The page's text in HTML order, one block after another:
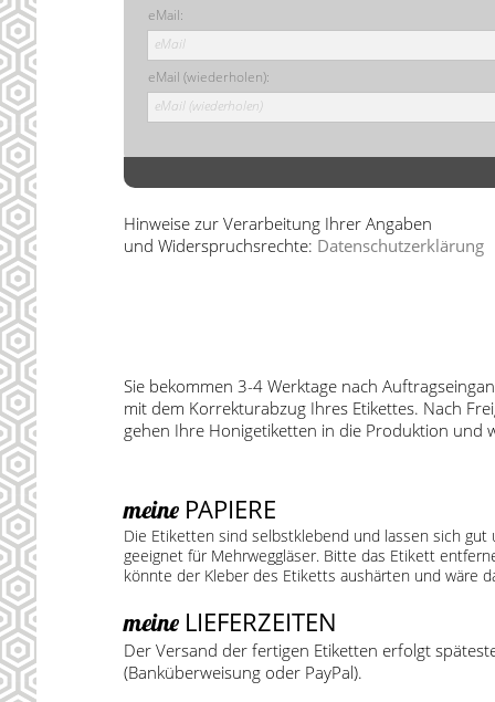
eMail:
eMail
eMail (wiederholen):
eMail (wiederholen)
Hinweise zur Verarbeitung Ihrer Angaben
und Widerspruchsrechte: Datenschutzerklärung
Sie bekommen 3-4 Werktage nach
mit dem Korrekturabzug Ihres Etikettes. Nach
gehen Ihre Honigetiketten in die Produktion und
meine PAPIERE
Die Etiketten sind selbstklebend und lassen sich
geeignet für Mehrweggläser. Bitte das Etikett
könnte der Kleber des Etiketts aushärten und wäre
meine LIEFERZEITEN
Der Versand der fertigen Etiketten erfolgt
(Banküberweisung oder PayPal).